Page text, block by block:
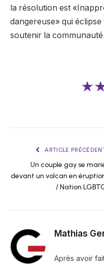
la résolution est
dangereuse» qui
soutenir la communauté
ARTICLE
Un couple gay se
devant un volcan en
/ Nation
Mathias
Après avoir